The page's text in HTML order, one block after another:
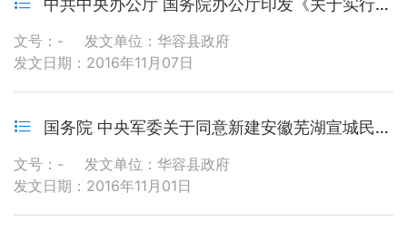
中共中央办公厅 国务院办公厅印发《关于实行以增加知识价值为导向分配政策的若干意见》
文号：-
发文单位：华容县政府
发文日期：2016年11月07日
国务院 中央军委关于同意新建安徽芜湖宣城民用机场的批复
文号：-
发文单位：华容县政府
发文日期：2016年11月01日